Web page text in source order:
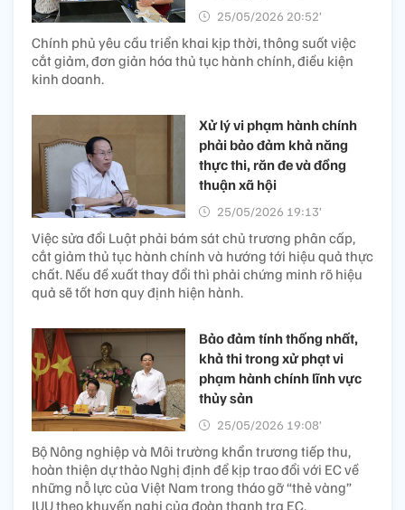
25/05/2026 20:52’
Chính phủ yêu cầu triển khai kịp thời, thông suốt việc
cắt giảm, đơn giản hóa thủ tục hành chính, điều kiện
kinh doanh.
Xử lý vi phạm hành chính
phải bảo đảm khả năng
thực thi, răn đe và đồng
thuận xã hội
25/05/2026 19:13’
Việc sửa đổi Luật phải bám sát chủ trương phân cấp,
cắt giảm thủ tục hành chính và hướng tới hiệu quả thực
chất. Nếu đề xuất thay đổi thì phải chứng minh rõ hiệu
quả sẽ tốt hơn quy định hiện hành.
Bảo đảm tính thống nhất,
khả thi trong xử phạt vi
phạm hành chính lĩnh vực
thủy sản
25/05/2026 19:08’
Bộ Nông nghiệp và Môi trường khẩn trương tiếp thu,
hoàn thiện dự thảo Nghị định để kịp trao đổi với EC về
những nỗ lực của Việt Nam trong tháo gỡ “thẻ vàng”
IUU theo khuyến nghị của đoàn thanh tra EC.